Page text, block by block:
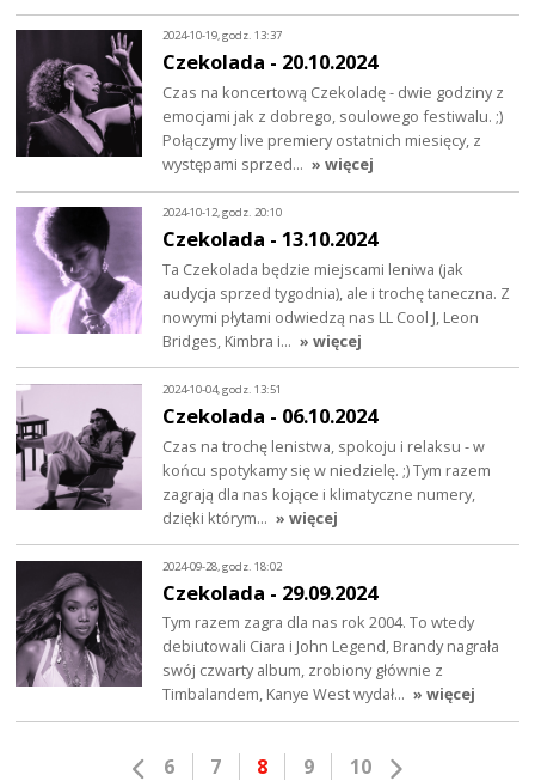
2024-10-19, godz. 13:37
Czekolada - 20.10.2024
Czas na koncertową Czekoladę - dwie godziny z
emocjami jak z dobrego, soulowego festiwalu. ;)
Połączymy live premiery ostatnich miesięcy, z
występami sprzed… » więcej
2024-10-12, godz. 20:10
Czekolada - 13.10.2024
Ta Czekolada będzie miejscami leniwa (jak
audycja sprzed tygodnia), ale i trochę taneczna. Z
nowymi płytami odwiedzą nas LL Cool J, Leon
Bridges, Kimbra i… » więcej
2024-10-04, godz. 13:51
Czekolada - 06.10.2024
Czas na trochę lenistwa, spokoju i relaksu - w
końcu spotykamy się w niedzielę. ;) Tym razem
zagrają dla nas kojące i klimatyczne numery,
dzięki którym… » więcej
2024-09-28, godz. 18:02
Czekolada - 29.09.2024
Tym razem zagra dla nas rok 2004. To wtedy
debiutowali Ciara i John Legend, Brandy nagrała
swój czwarty album, zrobiony głównie z
Timbalandem, Kanye West wydał… » więcej
6 7 8 9 10